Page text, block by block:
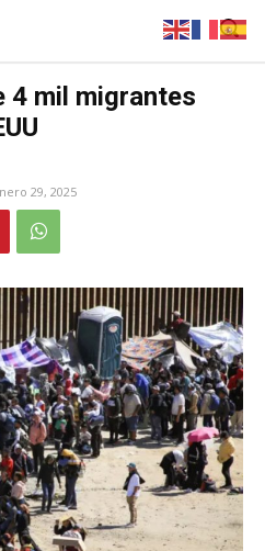
4 mil migrantes
29, 2025